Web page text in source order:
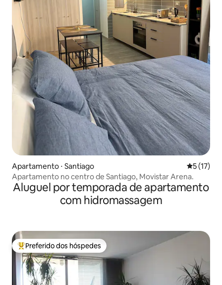
Apartamento ⋅ Santiago 5 de uma
5 (17)
Apartamento no centro de Santiago, Movistar Arena.
Aluguel por temporada de apartamento
com hidromassagem
Entre os melhores preferidos dos hóspedes
Preferido dos hóspedes